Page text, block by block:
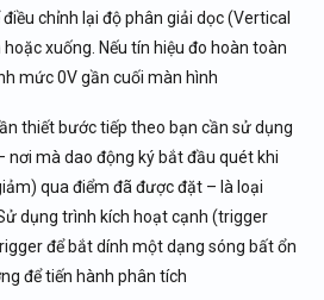
chỉnh lại độ phân giải dọc (Vertical
xuống. Nếu tín hiệu đo hoàn toàn
mức 0V gần cuối màn hình
thiết bước tiếp theo bạn cần sử dụng
nơi mà dao động ký bắt đầu quét khi
qua điểm đã được đặt – là loại
dụng trình kích hoạt cạnh (trigger
để bắt dính một dạng sóng bất ổn
để tiến hành phân tích